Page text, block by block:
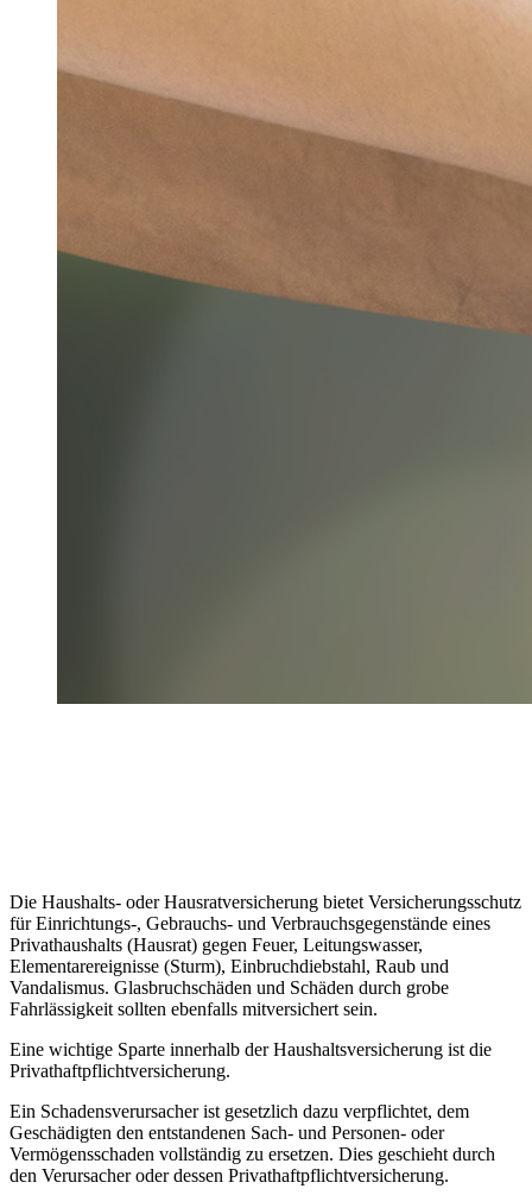
Die Haushalts- oder Hausratversicherung bietet Versicherungsschutz
für Einrichtungs-, Gebrauchs- und Verbrauchsgegenstände eines
Privathaushalts (Hausrat) gegen Feuer, Leitungswasser,
Elementarereignisse (Sturm), Einbruchdiebstahl, Raub und
Vandalismus. Glasbruchschäden und Schäden durch grobe
Fahrlässigkeit sollten ebenfalls mitversichert sein.
Eine wichtige Sparte innerhalb der Haushaltsversicherung ist die
Privathaftpflichtversicherung.
Ein Schadensverursacher ist gesetzlich dazu verpflichtet, dem
Geschädigten den entstandenen Sach- und Personen- oder
Vermögensschaden vollständig zu ersetzen. Dies geschieht durch
den Verursacher oder dessen Privathaftpflichtversicherung.